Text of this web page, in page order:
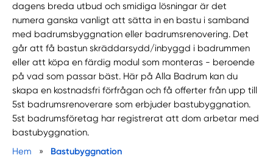
dagens breda utbud och smidiga lösningar är det
numera ganska vanligt att sätta in en bastu i samband
med badrumsbyggnation eller badrumsrenovering. Det
går att få bastun skräddarsydd/inbyggd i badrummen
eller att köpa en färdig modul som monteras - beroende
på vad som passar bäst. Här på Alla Badrum kan du
skapa en kostnadsfri förfrågan och få offerter från upp till
5st badrumsrenoverare som erbjuder bastubyggnation.
5st badrumsföretag har registrerat att dom arbetar med
bastubyggnation.
Hem
» Bastubyggnation